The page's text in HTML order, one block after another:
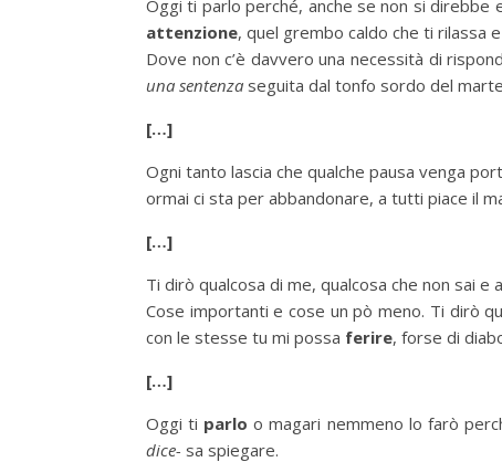
Oggi ti parlo perché, anche se non si
attenzione, quel grembo caldo che ti rilassa
Dove non c’è davvero una necessità di
una sentenza seguita dal tonfo sordo del
[…]
Ogni tanto lascia che qualche pausa venga
ormai ci sta per abbandonare, a tutti piace il
[…]
Ti dirò qualcosa di me, qualcosa che non sai
Cose importanti e cose un pò meno. Ti dirò
con le stesse tu mi possa ferire, forse di
[…]
Oggi ti parlo o magari nemmeno lo farò
dice- sa spiegare.